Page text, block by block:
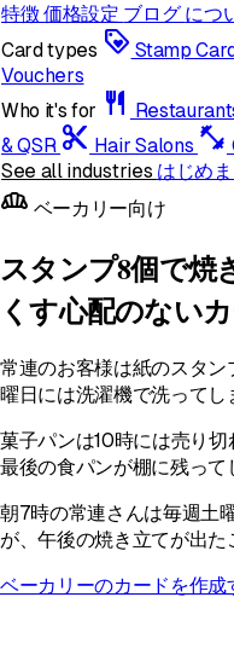
特徴価格設定 ブログ につ
Card types loyalty Stamp
Vouchers
Who it's for restaurant
& QSR content_cut Hair Salons fitness_center
See all industries はじめ
bakery_dining ベーカリー向け
スタンプ8個で焼
くす心配のない
常連のお客様は紙のスタン
曜日には洗濯機で洗ってし
菓子パンは10時には売り切
最後の食パンが棚に残って
朝7時の常連さんは毎週土
が、午後の焼き立てが出た
ベーカリーのカードを作成